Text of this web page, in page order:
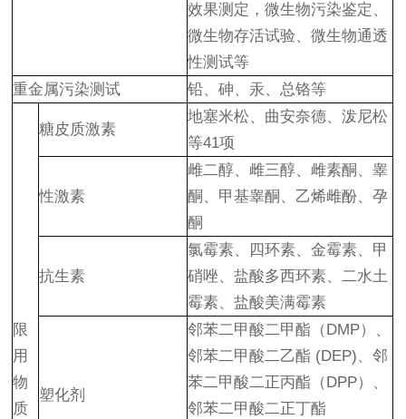
效果测定，微生物污染鉴定、
微生物存活试验、微生物通透
性测试等
重金属污染测试
铅、砷、汞、总铬等
限
用
物
质
糖皮质激素
地塞米松、曲安奈德、泼尼松
等41项
性激素
雌二醇、雌三醇、雌素酮、睾
酮、甲基睾酮、乙烯雌酚、孕
酮
抗生素
氯霉素、四环素、金霉素、甲
硝唑、盐酸多西环素、二水土
霉素、盐酸美满霉素
塑化剂
邻苯二甲酸二甲酯（DMP）、
邻苯二甲酸二乙酯 (DEP)、邻
苯二甲酸二正丙酯（DPP）、
邻苯二甲酸二正丁酯